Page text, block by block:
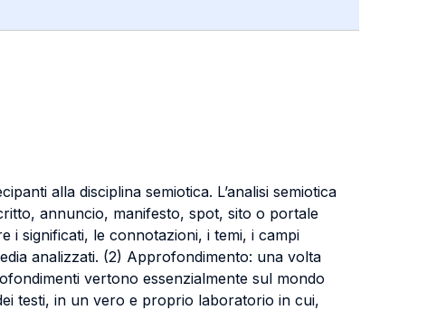
alla disciplina semiotica. L’analisi semiotica
annuncio, manifesto, spot, sito o portale
i significati, le connotazioni, i temi, i campi
analizzati. (2) Approfondimento: una volta
vertono essenzialmente sul mondo
testi, in un vero e proprio laboratorio in cui,